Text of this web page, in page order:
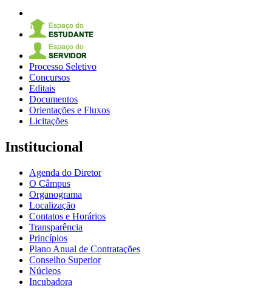
Processo Seletivo
Concursos
Editais
Documentos
Orientações e Fluxos
Licitações
Institucional
Agenda do Diretor
O Câmpus
Organograma
Localização
Contatos e Horários
Transparência
Princípios
Plano Anual de Contratações
Conselho Superior
Núcleos
Incubadora